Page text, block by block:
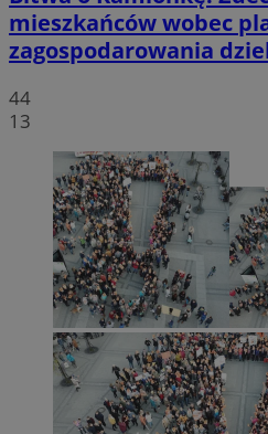
mieszkańców wobec
zagospodarowania
44
13